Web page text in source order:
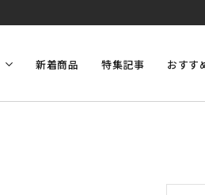
新着商品 特集記事 おすす